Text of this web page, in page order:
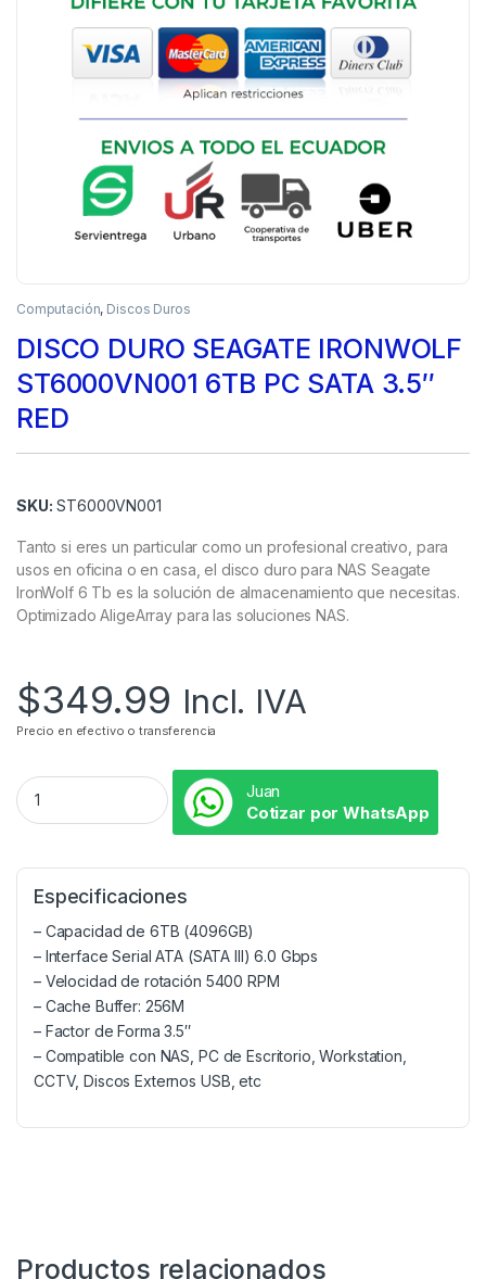
Computación, Discos Duros
DISCO DURO SEAGATE IRONWOLF
ST6000VN001 6TB PC SATA 3.5″
RED
SKU: ST6000VN001
Tanto si eres un particular como un profesional creativo, para
usos en oficina o en casa, el disco duro para NAS Seagate
IronWolf 6 Tb es la solución de almacenamiento que necesitas.
Optimizado AligeArray para las soluciones NAS.
$349.99 Incl. IVA
Precio en efectivo o transferencia
Juan
Cotizar por WhatsApp
Especificaciones
– Capacidad de 6TB (4096GB)
– Interface Serial ATA (SATA III) 6.0 Gbps
– Velocidad de rotación 5400 RPM
– Cache Buffer: 256M
– Factor de Forma 3.5″
– Compatible con NAS, PC de Escritorio, Workstation,
CCTV, Discos Externos USB, etc
Productos relacionados